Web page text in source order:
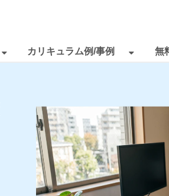
カリキュラム例/事例 無